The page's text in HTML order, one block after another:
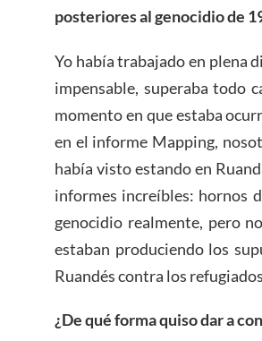
posteriores al genocidio de
Yo había trabajado en plena
impensable, superaba todo
momento en que estaba
en el informe Mapping,
había visto estando en
informes increíbles: hornos
genocidio realmente, pero
estaban produciendo los
Ruandés contra los
¿De qué forma quiso dar a